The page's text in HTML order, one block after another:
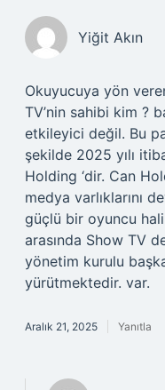
Yiğit Akın
Okuyucuya yön
TV’nin sahibi kim ?
etkileyici değil. Bu
şekilde 2025 yılı
Holding ‘dir. Can
medya varlıklarını
güçlü bir oyuncu
arasında Show TV
yönetim kurulu
yürütmektedir. var.
Aralık 21, 2025 Yanıtla